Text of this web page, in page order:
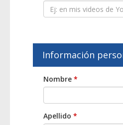
Información
Nombre *
Apellido *